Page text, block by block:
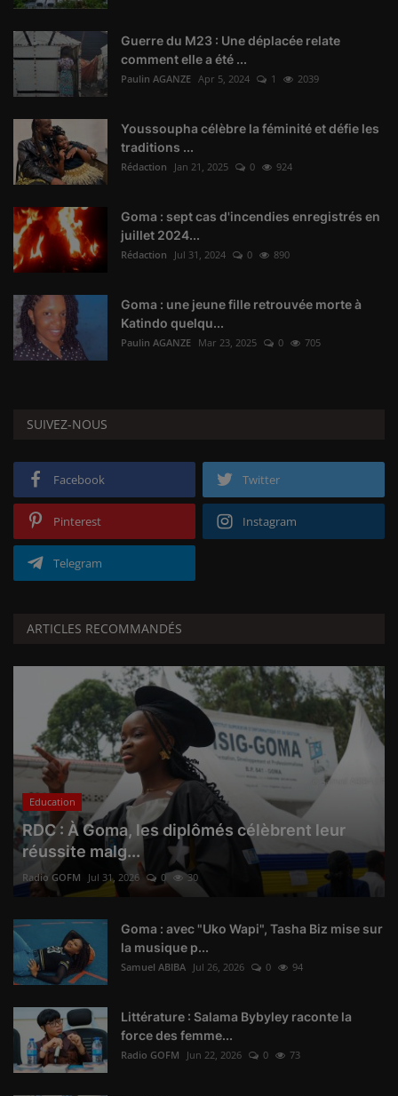
Guerre du M23 : Une déplacée relate
comment elle a été ...
Paulin AGANZE Apr 5, 2024 1 2039
Youssoupha célèbre la féminité et défie les
traditions ...
Rédaction Jan 21, 2025 0 924
Goma : sept cas d'incendies enregistrés en
juillet 2024...
Rédaction Jul 31, 2024 0 890
Goma : une jeune fille retrouvée morte à
Katindo quelqu...
Paulin AGANZE Mar 23, 2025 0 705
SUIVEZ-NOUS
Facebook Twitter
Pinterest Instagram
Telegram
ARTICLES RECOMMANDÉS
Education
RDC : À Goma, les diplômés célèbrent leur
réussite malg...
Radio GOFM Jul 31, 2026 0 30
Goma : avec "Uko Wapi", Tasha Biz mise sur
la musique p...
Samuel ABIBA Jul 26, 2026 0 94
Littérature : Salama Bybyley raconte la
force des femme...
Radio GOFM Jun 22, 2026 0 73